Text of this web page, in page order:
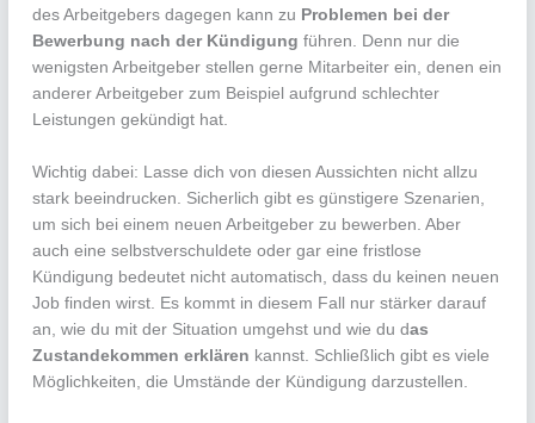
des Arbeitgebers dagegen kann zu Problemen bei der
Bewerbung nach der Kündigung führen. Denn nur die
wenigsten Arbeitgeber stellen gerne Mitarbeiter ein, denen ein
anderer Arbeitgeber zum Beispiel aufgrund schlechter
Leistungen gekündigt hat.
Wichtig dabei: Lasse dich von diesen Aussichten nicht allzu
stark beeindrucken. Sicherlich gibt es günstigere Szenarien,
um sich bei einem neuen Arbeitgeber zu bewerben. Aber
auch eine selbstverschuldete oder gar eine fristlose
Kündigung bedeutet nicht automatisch, dass du keinen neuen
Job finden wirst. Es kommt in diesem Fall nur stärker darauf
an, wie du mit der Situation umgehst und wie du das
Zustandekommen erklären kannst. Schließlich gibt es viele
Möglichkeiten, die Umstände der Kündigung darzustellen.